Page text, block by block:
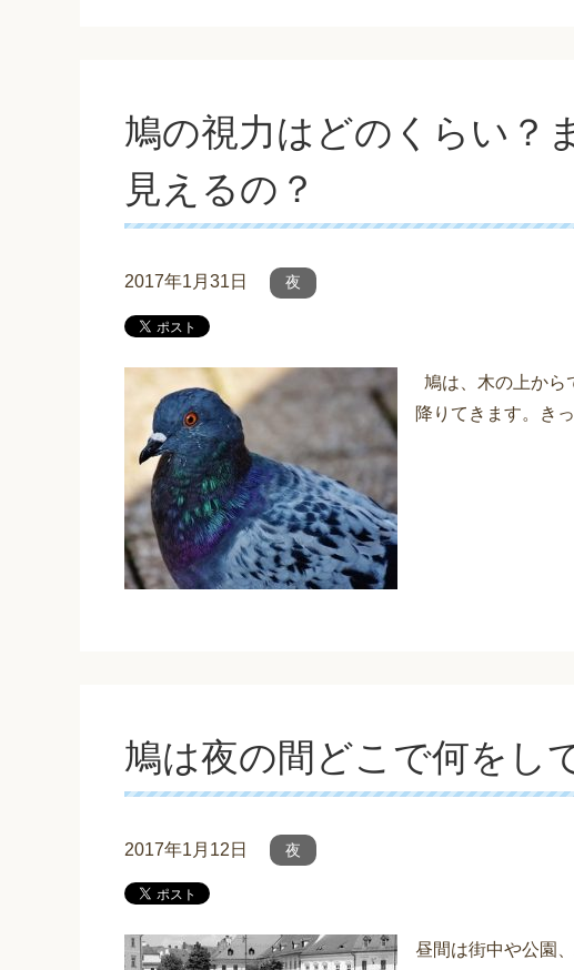
鳩の視力はどのくらい？
見えるの？
2017年1月31日 夜
鳩は、木の上から
降りてきます。き
鳩は夜の間どこで何をし
2017年1月12日 夜
昼間は街中や公園